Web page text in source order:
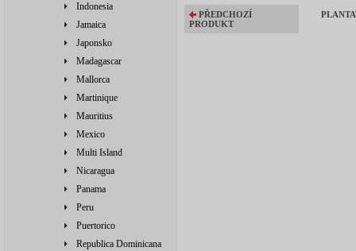
Indonesia
Jamaica
Japonsko
Madagascar
Mallorca
Martinique
Mauritius
Mexico
Multi Island
Nicaragua
Panama
Peru
Puertorico
Republica Dominicana
PŘEDCHOZÍ
PRODUKT